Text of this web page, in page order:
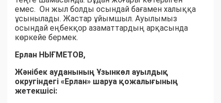
емес. Он жыл болды осындай бағамен халыққа
ұсынылады. Жастар ұйымшыл. Ауылымыз
осындай еңбекқор азаматтардың арқасында
көркейе бермек.
Ерлан НЫҒМЕТОВ,
Жәнібек ауданының Ұзынкөл ауылдық
округіндегі «Ерлан» шаруа қожалығының
жетекшісі: